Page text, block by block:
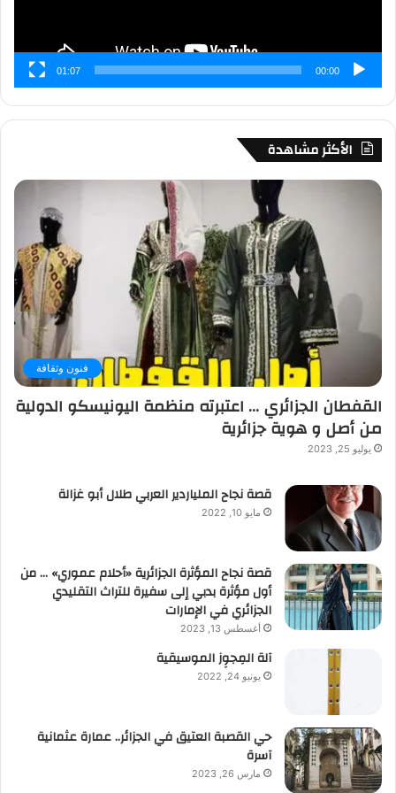
00:00
01:07
الأكثر مشاهدة
فنون وثقافة
القفطان الجزائري … اعتبرته منظمة اليونيسكو الدولية
من أصل و هوية جزائرية
يوليو 25, 2023
قصة نجاح الملياردير العربي طلال أبو غزالة
مايو 10, 2022
قصة نجاح المؤثرة الجزائرية «أحلام عموري» … من
أول مؤثرة بدبي إلى سفيرة للتراث التقليدي
الجزائري في الإمارات
أغسطس 13, 2023
آلة المِجوِز الموسيقية‎‎
يونيو 24, 2022
حي القصبة العتيق في الجزائر.. عمارة عثمانية
آسرة
مارس 26, 2023